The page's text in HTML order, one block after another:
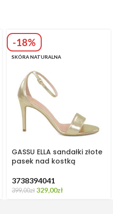
-18%
SKÓRA NATURALNA
GASSU ELLA sandałki złote
pasek nad kostką
3738394041
399,00zł 329,00zł